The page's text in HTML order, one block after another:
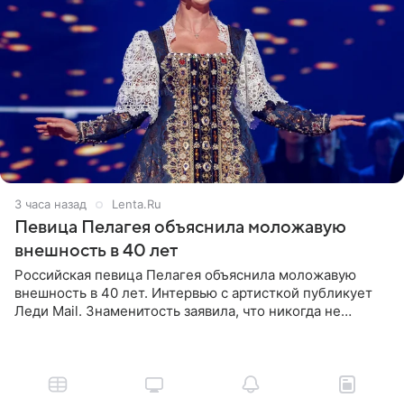
3 часа назад Lenta.Ru
Певица Пелагея объяснила моложавую
внешность в 40 лет
Российская певица Пелагея объяснила моложавую
внешность в 40 лет. Интервью с артисткой публикует
Леди Mail. Знаменитость заявила, что никогда не